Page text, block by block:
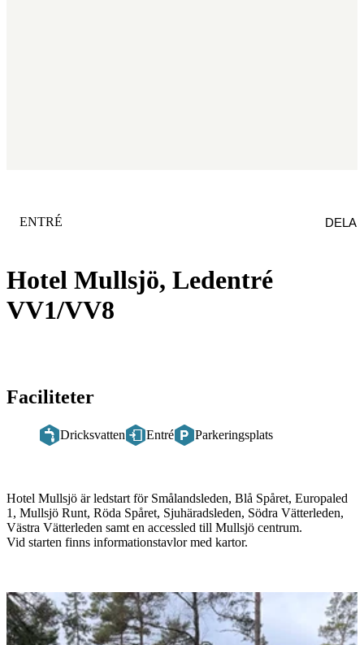
Hotel Mullsjö, Ledentré
VV1/VV8
KATEGORI
ENTRÉ DELA
Faciliteter
Dricksvatten Entré Parkeringsplats
Hotel Mullsjö är ledstart för Smålandsleden, Blå Spåret, Europaled
1, Mullsjö Runt, Röda Spåret, Sjuhäradsleden, Södra Vätterleden,
Västra Vätterleden samt en accessled till Mullsjö centrum.
Vid starten finns informationstavlor med kartor.
Bildspel
med
bilder